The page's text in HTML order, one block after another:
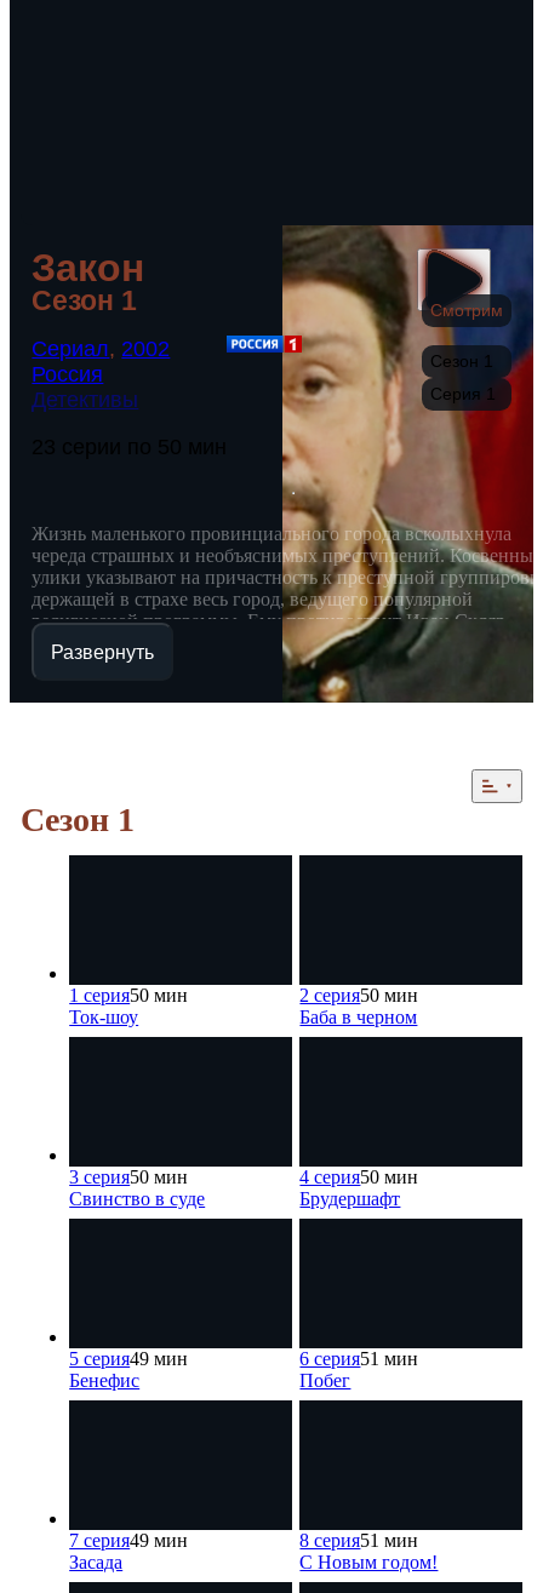
Закон
Сезон 1 Смотрим
Сезон 1
Серия 1
Сериал, 2002
Россия
Детективы
23 серии по 50 мин
Жизнь маленького провинциального города всколыхнула
череда страшных и необъяснимых преступлений. Косвенные
улики указывают на причастность к преступной
держащей в страхе весь город, ведущего популярной
религиозной программы. Ему противостоит Иван Скляр,
честный и справедливый судья, свято верящий в
неотвратимость наказания. За недостатком улик суд
присяжных оправдывает преступника, и для Ивана,
проводившего процесс, доказательство вины становится
наказание" (2002) Режиссер: Александр Велединский
сценария: Игорь Порублев, Александр Велединский,
Горлов, Мария Сапрыкина Продюсеры: Валерий
ролях: Дмитрий Назаров, Виктор Раков, Сергей Гармаш,
Ростислав Янковский, Андрей Рапопорт, Алексей
Олег Корчиков, Светлана Рябова, Артур Смольянинов
Развернуть
Сезон 1
1 серия50 мин
Ток-шоу
2 серия50 мин
Баба в черном
3 серия50 мин
Свинство в суде
4 серия50 мин
Брудершафт
5 серия49 мин
Бенефис
6 серия51 мин
Побег
7 серия49 мин
Засада
8 серия51 мин
С Новым годом!